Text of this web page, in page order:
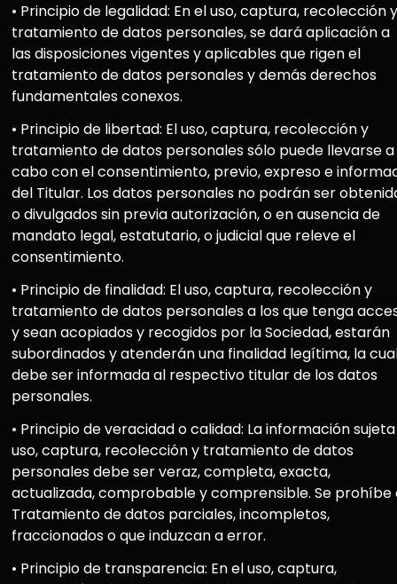
• Principio de legalidad: En el uso, captura, recolección y
tratamiento de datos personales, se dará aplicación a
las disposiciones vigentes y aplicables que rigen el
tratamiento de datos personales y demás derechos
fundamentales conexos.
• Principio de libertad: El uso, captura, recolección y
tratamiento de datos personales sólo puede llevarse a
cabo con el consentimiento, previo, expreso e
del Titular. Los datos personales no podrán ser
o divulgados sin previa autorización, o en ausencia de
mandato legal, estatutario, o judicial que releve el
consentimiento.
• Principio de finalidad: El uso, captura, recolección y
tratamiento de datos personales a los que tenga
y sean acopiados y recogidos por la Sociedad, estarán
subordinados y atenderán una finalidad legítima, la
debe ser informada al respectivo titular de los datos
personales.
• Principio de veracidad o calidad: La información
uso, captura, recolección y tratamiento de datos
personales debe ser veraz, completa, exacta,
actualizada, comprobable y comprensible. Se prohíbe
Tratamiento de datos parciales, incompletos,
fraccionados o que induzcan a error.
• Principio de transparencia: En el uso, captura,